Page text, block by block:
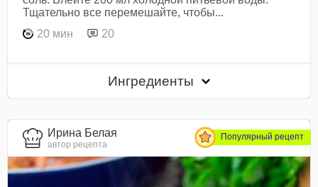
Тщательно все перемешайте, чтобы...
20 мин
20
Ингредиенты
Ирина Белая
автор рецепта
Популярный рецепт